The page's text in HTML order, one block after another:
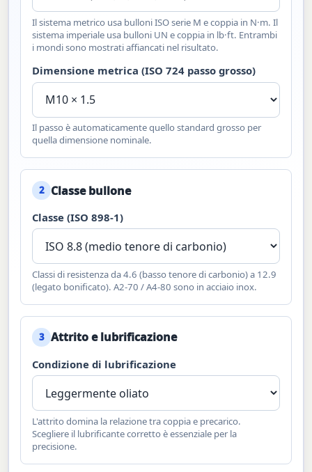
Il sistema metrico usa bulloni ISO serie M e coppia in N·m. Il
sistema imperiale usa bulloni UN e coppia in lb·ft. Entrambi
i mondi sono mostrati affiancati nel risultato.
Dimensione metrica (ISO 724 passo grosso)
Il passo è automaticamente quello standard grosso per
quella dimensione nominale.
2 Classe bullone
Classe (ISO 898-1)
Classi di resistenza da 4.6 (basso tenore di carbonio) a 12.9
(legato bonificato). A2-70 / A4-80 sono in acciaio inox.
3 Attrito e lubrificazione
Condizione di lubrificazione
L'attrito domina la relazione tra coppia e precarico.
Scegliere il lubrificante corretto è essenziale per la
precisione.